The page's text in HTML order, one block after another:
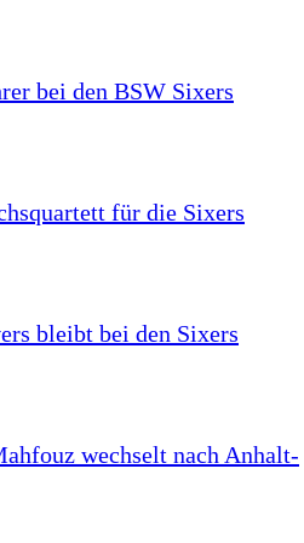
bei den BSW Sixers
für die Sixers
bleibt bei den Sixers
wechselt nach Anhalt-